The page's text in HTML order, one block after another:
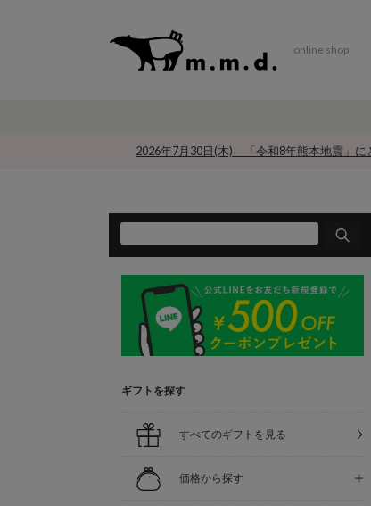
online shop
2026年7月30日(木) 「令和8年熊本地震」に
ギフトを探す
すべてのギフトを見る
価格から探す